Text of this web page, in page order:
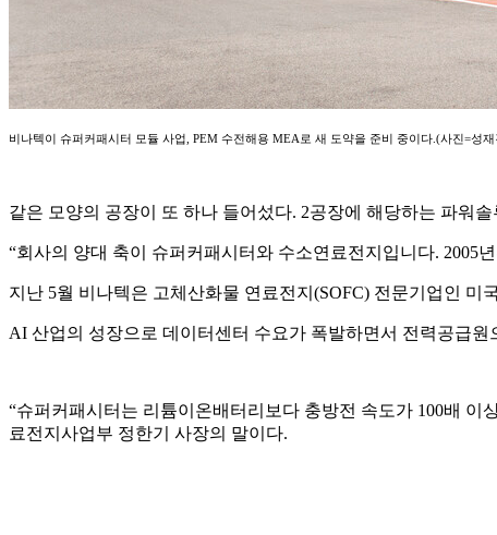
비나텍이 슈퍼커패시터 모듈 사업 , PEM 수전해용 MEA 로 새 도약을 준비 중이다 .(사진 =성재
같은 모양의 공장이 또 하나 들어섰다. 2공장에 해당하는 파워솔
“회사의 양대 축이 슈퍼커패시터와 수소연료전지입니다. 2005
지난 5월 비나텍은 고체산화물 연료전지 (SOFC) 전문기업인 미
AI 산업의 성장으로 데이터센터 수요가 폭발하면서 전력공급원
“슈퍼커패시터는 리튬이온배터리보다 충방전 속도가 100배 이
료전지사업부 정한기 사장의 말이다.